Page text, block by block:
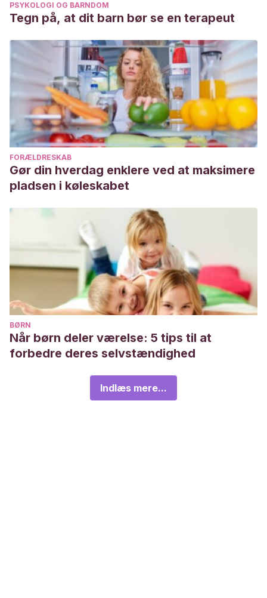
PSYKOLOGI OG BARNDOM
Tegn på, at dit barn bør se en terapeut
FORÆLDRESKAB
Gør din hverdag enklere ved at maksimere
pladsen i køleskabet
BØRN
Når børn deler værelse: 5 tips til at
forbedre deres selvstændighed
Indlæs mere...